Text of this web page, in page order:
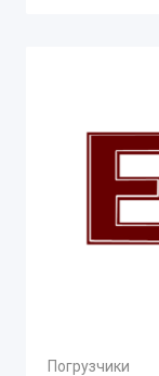
Погрузчики